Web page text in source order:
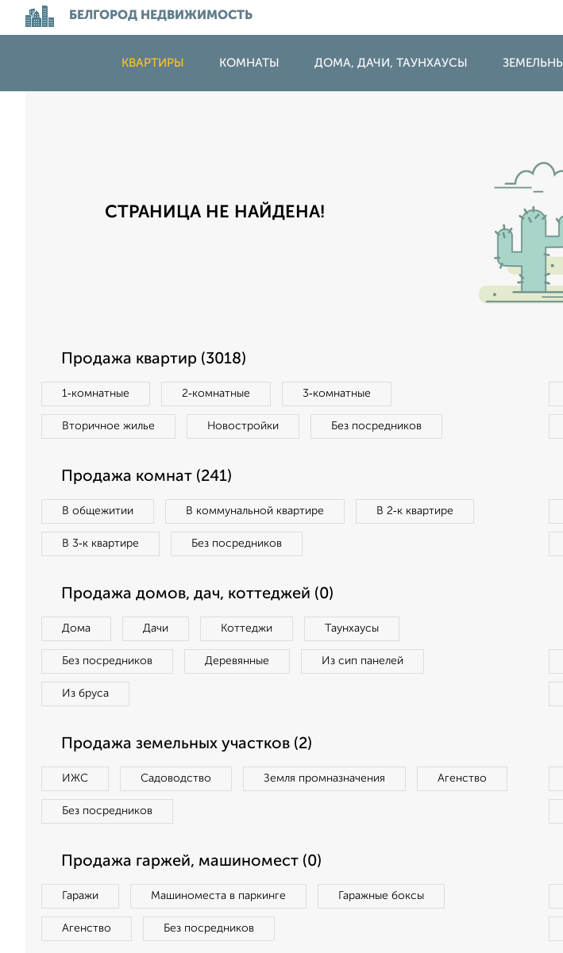
БЕЛГОРОД НЕДВИЖИМОСТЬ
КВАРТИРЫ КОМНАТЫ ДОМА, ДАЧИ, ТАУНХАУСЫ
СТРАНИЦА НЕ НАЙДЕНА!
Продажа квартир (3018)
1‑комнатные 2‑комнатные 3‑комнатные
Вторичное жилье Новостройки Без посредников
Продажа комнат (241)
В общежитии В коммунальной квартире В 2‑к квартире
В 3‑к квартире Без посредников
Продажа домов, дач, коттеджей (0)
Дома Дачи Коттеджи Таунхаусы
Без посредников Деревянные Из сип панелей
Из бруса
Продажа земельных участков (2)
ИЖС Садоводство Земля промназначения Агенство
Без посредников
Продажа гаржей, машиномест (0)
Гаражи Машиноместа в паркинге Гаражные боксы
Агенство Без посредников